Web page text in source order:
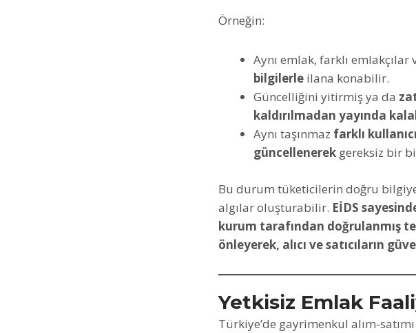
Örneğin:
Aynı emlak, farklı
bilgilerle ilana konabilir.
Güncelliğini yitirmiş ya da
kaldırılmadan yayında
Aynı taşınmaz farklı
güncellenerek gereksiz bir
Bu durum tüketicilerin doğru bilgiye
algılar oluşturabilir. EİDS
kurum tarafından doğrulanmış
önleyerek, alıcı ve satıcıların
Yetkisiz Emlak
Türkiye’de gayrimenkul alım-